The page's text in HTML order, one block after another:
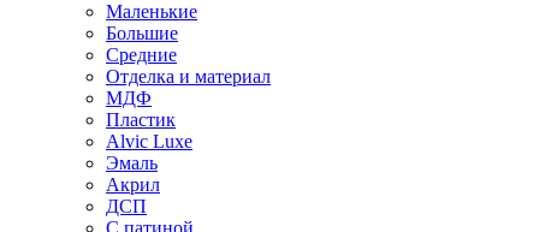
Маленькие
Большие
Средние
Отделка и материал
МДФ
Пластик
Alvic Luxe
Эмаль
Акрил
ДСП
С патиной